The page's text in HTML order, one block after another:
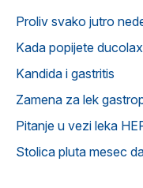
Proliv svako jutro
Kada popijete
Kandida i gastritis
Zamena za lek
Pitanje u vezi leka
Stolica pluta mesec